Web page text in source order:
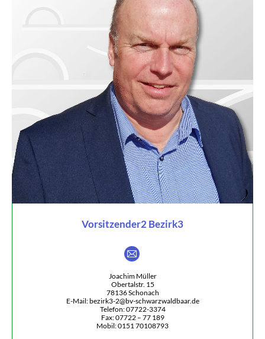
Vorsitzender2 Bezirk3
Joachim Müller
Obertalstr. 15
78136 Schonach
E-Mail: bezirk3-2@bv-schwarzwaldbaar.de
Telefon: 07722-3374
Fax: 07722 – 77 189
Mobil: 0151 70108793
E-
mail